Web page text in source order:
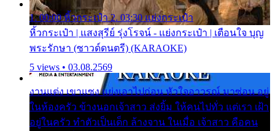
1. 00:00 หิ้วกระเป๋า 2. 03:30 แย่งกระเป๋า
หิ้วกระเป๋า | แสงสุรีย์ รุ่งโรจน์ - แย่งกระเป๋า | เตือนใจ บุญ
พระรักษา (ซาวด์ดนตรี) (KARAOKE)
5 views • 03.08.2569
งานแต่ง เขาแซง แย่งเอาไปก่อน หัวใจอาวรณ์ มาซ่อน อยู่
ในห้องครัว ข้างนอกเจ้าสาว ส่งยิ้ม ให้คนไปทั่ว แต่เรา เฝ้า
อยู่ในครัว ทำตัวเป็นเด็ก ล้างจาน ในเมื่อ เจ้าสาว คือคน